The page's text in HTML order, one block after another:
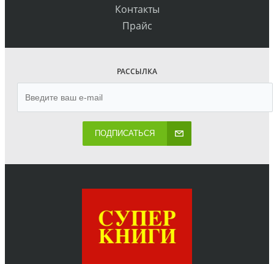
Контакты
Прайс
РАССЫЛКА
ПОДПИСАТЬСЯ